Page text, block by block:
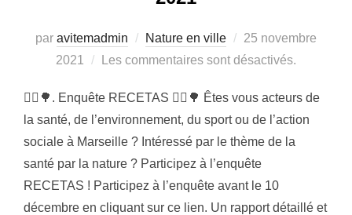
par avitemadmin Nature en ville
Publié
le
25 novembre
2021
Les commentaires sont désactivés.
👩‍⚕️🌳. Enquête RECETAS 👩‍⚕️🌳 Êtes vous acteurs de
la santé, de l’environnement, du sport ou de l’action
sociale à Marseille ? Intéressé par le thème de la
santé par la nature ? Participez à l’enquête
RECETAS ! Participez à l’enquête avant le 10
décembre en cliquant sur ce lien. Un rapport détaillé et